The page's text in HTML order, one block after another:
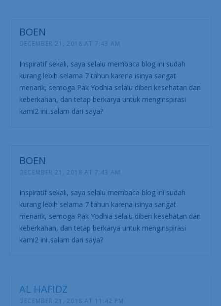
BOEN
DECEMBER 21, 2018 AT 7:43 AM
Inspiratif sekali, saya selalu membaca blog ini sudah
kurang lebih selama 7 tahun karena isinya sangat
menarik, semoga Pak Yodhia selalu diberi kesehatan dan
keberkahan, dan tetap berkarya untuk menginspirasi
kami2 ini..salam dari saya?
BOEN
DECEMBER 21, 2018 AT 7:43 AM
Inspiratif sekali, saya selalu membaca blog ini sudah
kurang lebih selama 7 tahun karena isinya sangat
menarik, semoga Pak Yodhia selalu diberi kesehatan dan
keberkahan, dan tetap berkarya untuk menginspirasi
kami2 ini..salam dari saya?
AL HAFIDZ
DECEMBER 21, 2018 AT 11:42 PM